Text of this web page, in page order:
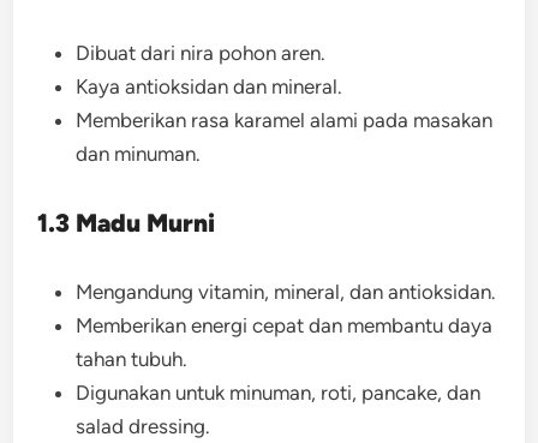
Dibuat dari nira pohon aren.
Kaya antioksidan dan mineral.
Memberikan rasa karamel alami pada masakan
dan minuman.
1.3 Madu Murni
Mengandung vitamin, mineral, dan antioksidan.
Memberikan energi cepat dan membantu daya
tahan tubuh.
Digunakan untuk minuman, roti, pancake, dan
salad dressing.